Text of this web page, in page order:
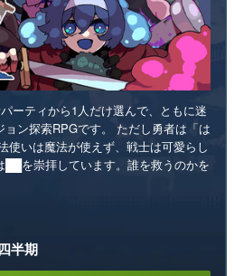
ーティから1人だけ選んで、ともに迷
ン探索RPGです。 ただし勇者は「は
使いは魔法が使えず、戦士は可愛らし
██を崇拝しています。誰を救うのかを
半期